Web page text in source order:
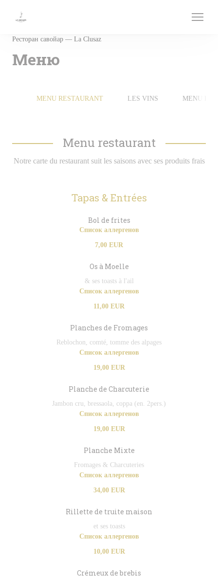
Ресторан савойар — La Clusaz
Меню
MENU RESTAURANT LES VINS MENU
Menu restaurant
Notre carte du restaurant suit les saisons avec ses produits frais
Tapas & Entrées
Bol de frites
Список аллергенов
7,00 EUR
Os à Moelle
& ses toasts à l'ail
Список аллергенов
11,00 EUR
Planches de Fromages
Reblochon, comté, tomme des alpages
Список аллергенов
19,00 EUR
Planche de Charcuterie
Jambon cru, bressaola, coppa (en. 2pers.)
Список аллергенов
19,00 EUR
Planche Mixte
Fromages & Charcuteries
Список аллергенов
34,00 EUR
Rillette de truite maison
et ses toasts
Список аллергенов
10,00 EUR
Crémeux de brebis